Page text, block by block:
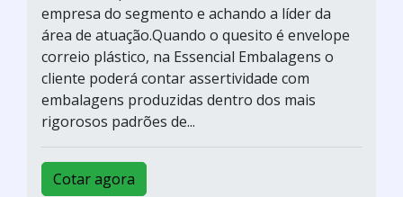
empresa do segmento e achando a líder da
área de atuação.Quando o quesito é envelope
correio plástico, na Essencial Embalagens o
cliente poderá contar assertividade com
embalagens produzidas dentro dos mais
rigorosos padrões de...
Cotar agora